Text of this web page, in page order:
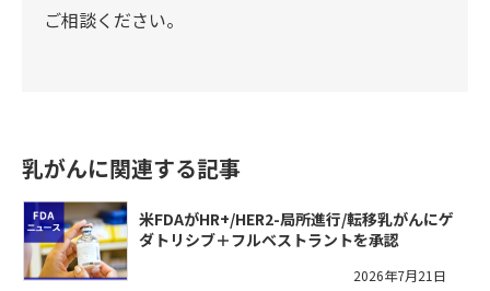
ご相談ください。
乳がんに関連する記事
米FDAがHR+/HER2-局所進行/転移乳がんにゲ
ダトリシブ＋フルベストラントを承認
2026年7月21日